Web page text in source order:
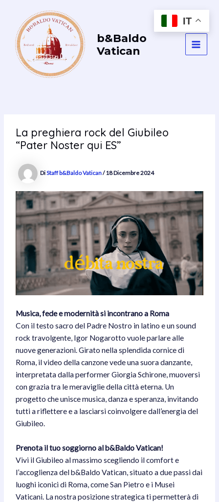
contenuto
b&Baldo
Vatican
La preghiera rock del Giubileo
“Pater Noster qui ES”
DiStaff b&Baldo Vatican/18 Dicembre 2024
Musica, fede e modernità si incontrano a Roma
Con il testo sacro del Padre Nostro in latino e un sound
rock travolgente, Igor Nogarotto vuole parlare alle
nuove generazioni. Girato nella splendida cornice di
Roma, il video della canzone vede una suora danzante,
interpretata dalla performer Giorgia Schirone, muoversi
con grazia tra le meraviglie della città eterna. Un
progetto che unisce musica, danza e speranza, invitando
tutti a riflettere e a lasciarsi coinvolgere dall’energia del
Giubileo.
Prenota il tuo soggiorno al b&Baldo Vatican!
Vivi il Giubileo al massimo scegliendo il comfort e
l’accoglienza del b&Baldo Vatican, situato a due passi dai
luoghi iconici di Roma, come San Pietro e i Musei
Vaticani. La nostra posizione strategica ti permetterà di
IT